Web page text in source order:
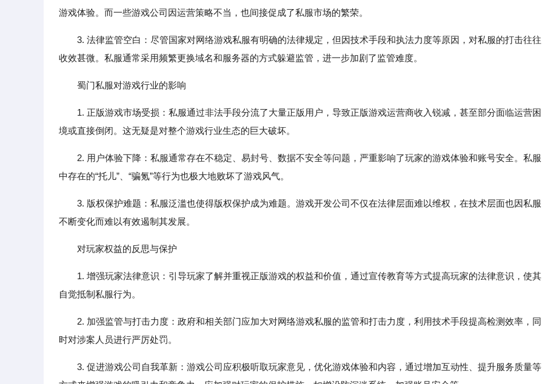
游戏体验。而一些游戏公司因运营策略不当，也间接促成了私服市场的繁荣。
3. 法律监管空白：尽管国家对网络游戏私服有明确的法律规定，但因技术手段和执法力度等原因，对私服的打击往往
收效甚微。私服通常采用频繁更换域名和服务器的方式躲避监管，进一步加剧了监管难度。
蜀门私服对游戏行业的影响
1. 正版游戏市场受损：私服通过非法手段分流了大量正版用户，导致正版游戏运营商收入锐减，甚至部分面临运营困
境或直接倒闭。这无疑是对整个游戏行业生态的巨大破坏。
2. 用户体验下降：私服通常存在不稳定、易封号、数据不安全等问题，严重影响了玩家的游戏体验和账号安全。私服
中存在的“托儿”、“骗氪”等行为也极大地败坏了游戏风气。
3. 版权保护难题：私服泛滥也使得版权保护成为难题。游戏开发公司不仅在法律层面难以维权，在技术层面也因私服
不断变化而难以有效遏制其发展。
对玩家权益的反思与保护
1. 增强玩家法律意识：引导玩家了解并重视正版游戏的权益和价值，通过宣传教育等方式提高玩家的法律意识，使其
自觉抵制私服行为。
2. 加强监管与打击力度：政府和相关部门应加大对网络游戏私服的监管和打击力度，利用技术手段提高检测效率，同
时对涉案人员进行严厉处罚。
3. 促进游戏公司自我革新：游戏公司应积极听取玩家意见，优化游戏体验和内容，通过增加互动性、提升服务质量等